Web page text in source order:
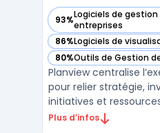
93%Logiciels de
entreprises
— voir Planview dans
86%Logiciels de
— voir Planview dans
80%Outils de Gestion
— voir Planview dans
Planview centralise
pour relier stratégie,
initiatives et
unifié. La plateforme
Plus d’infos